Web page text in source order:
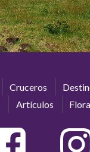
Cruceros
Artículos